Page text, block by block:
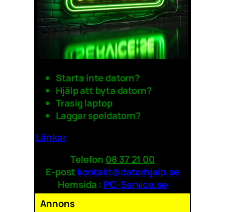
Starta inte datorn?
Hjälp att byta datorn?
Trasig laptop
Laggar speldatorn?
Länkar
Telefon 08 37 21 00
E-post kontakt@datorhjalp.se
Hemsida : PC-Service.se
Annons